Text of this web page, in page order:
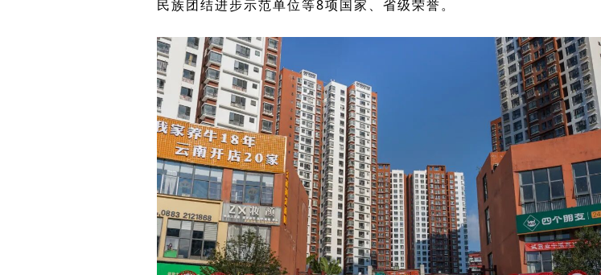
民族团结进步示范单位等8项国家、省级荣誉。